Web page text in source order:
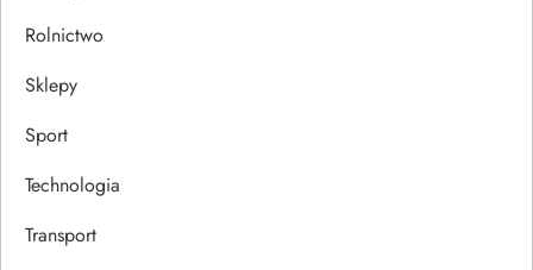
Rolnictwo
Sklepy
Sport
Technologia
Transport